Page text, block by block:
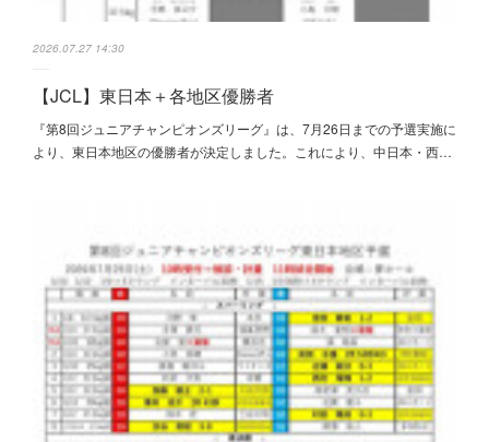
2026.07.27 14:30
【JCL】東日本＋各地区優勝者
『第8回ジュニアチャンピオンズリーグ』は、7月26日までの予選実施に
より、東日本地区の優勝者が決定しました。これにより、中日本・西…